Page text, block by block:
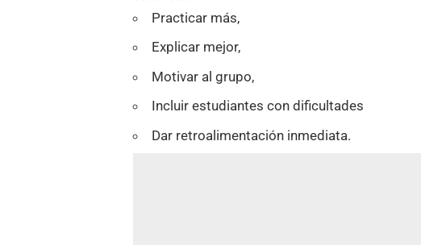
Practicar más,
Explicar mejor,
Motivar al grupo,
Incluir estudiantes con dificultades
Dar retroalimentación inmediata.